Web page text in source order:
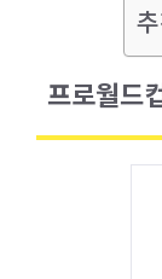
프로월드